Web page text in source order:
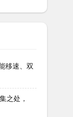
移速、双
之处，